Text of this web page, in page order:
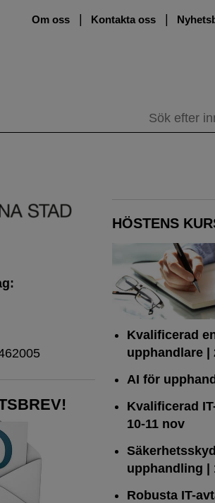
Om oss Kontakta oss
Sök
HÖSTENS
Kvalificerad
upphandlare
AI för
Kvalificerad
10-11 nov
upphandling |
Robusta IT-